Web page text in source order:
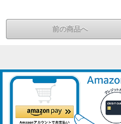
前の商品へ